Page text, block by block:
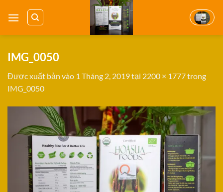
qua
IMG_0050
Được xuất bản vào 1 Tháng 2, 2019tại 2200 × 1777trong
IMG_0050